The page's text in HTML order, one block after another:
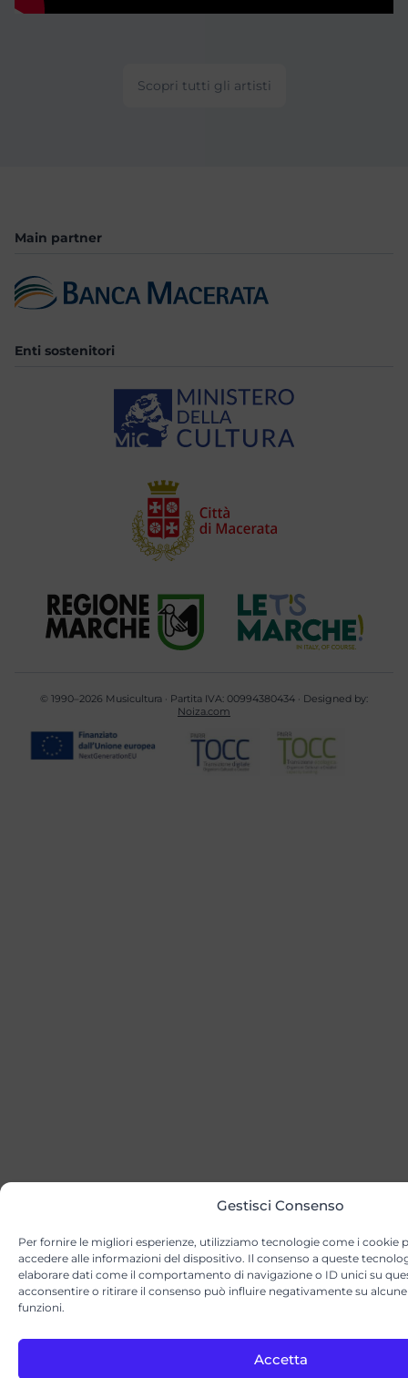
Gestisci Consenso
Per fornire le migliori esperienze, utilizziamo tecnologie come i cookie
accedere alle informazioni del dispositivo. Il consenso a queste
elaborare dati come il comportamento di navigazione o ID unici su
acconsentire o ritirare il consenso può influire negativamente su
funzioni.
Accetta
Scopri tutti gli artisti
Main partner
Enti sostenitori
© 1990–2026 Musicultura · Partita IVA: 00994380434 · Designed by:
Noiza.com